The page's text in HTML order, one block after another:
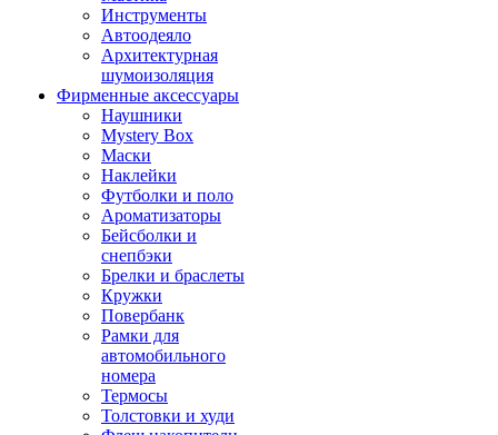
Инструменты
Автоодеяло
Архитектурная
шумоизоляция
Фирменные аксессуары
Наушники
Mystery Box
Маски
Наклейки
Футболки и поло
Ароматизаторы
Бейсболки и
снепбэки
Брелки и браслеты
Кружки
Повербанк
Рамки для
автомобильного
номера
Термосы
Толстовки и худи